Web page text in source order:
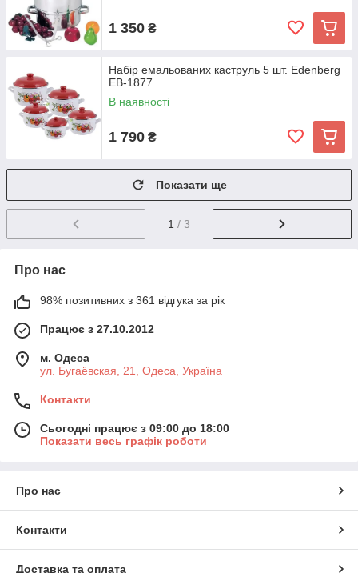
1 350 ₴
Набір емальованих каструль 5 шт. Edenberg
EB-1877
В наявності
1 790 ₴
Показати ще
1 / 3
Про нас
98% позитивних з 361 відгука за рік
Працює з 27.10.2012
м. Одеса
ул. Бугаёвская, 21, Одеса, Україна
Контакти
Сьогодні працює з 09:00 до 18:00
Показати весь графік роботи
Про нас
Контакти
Доставка та оплата